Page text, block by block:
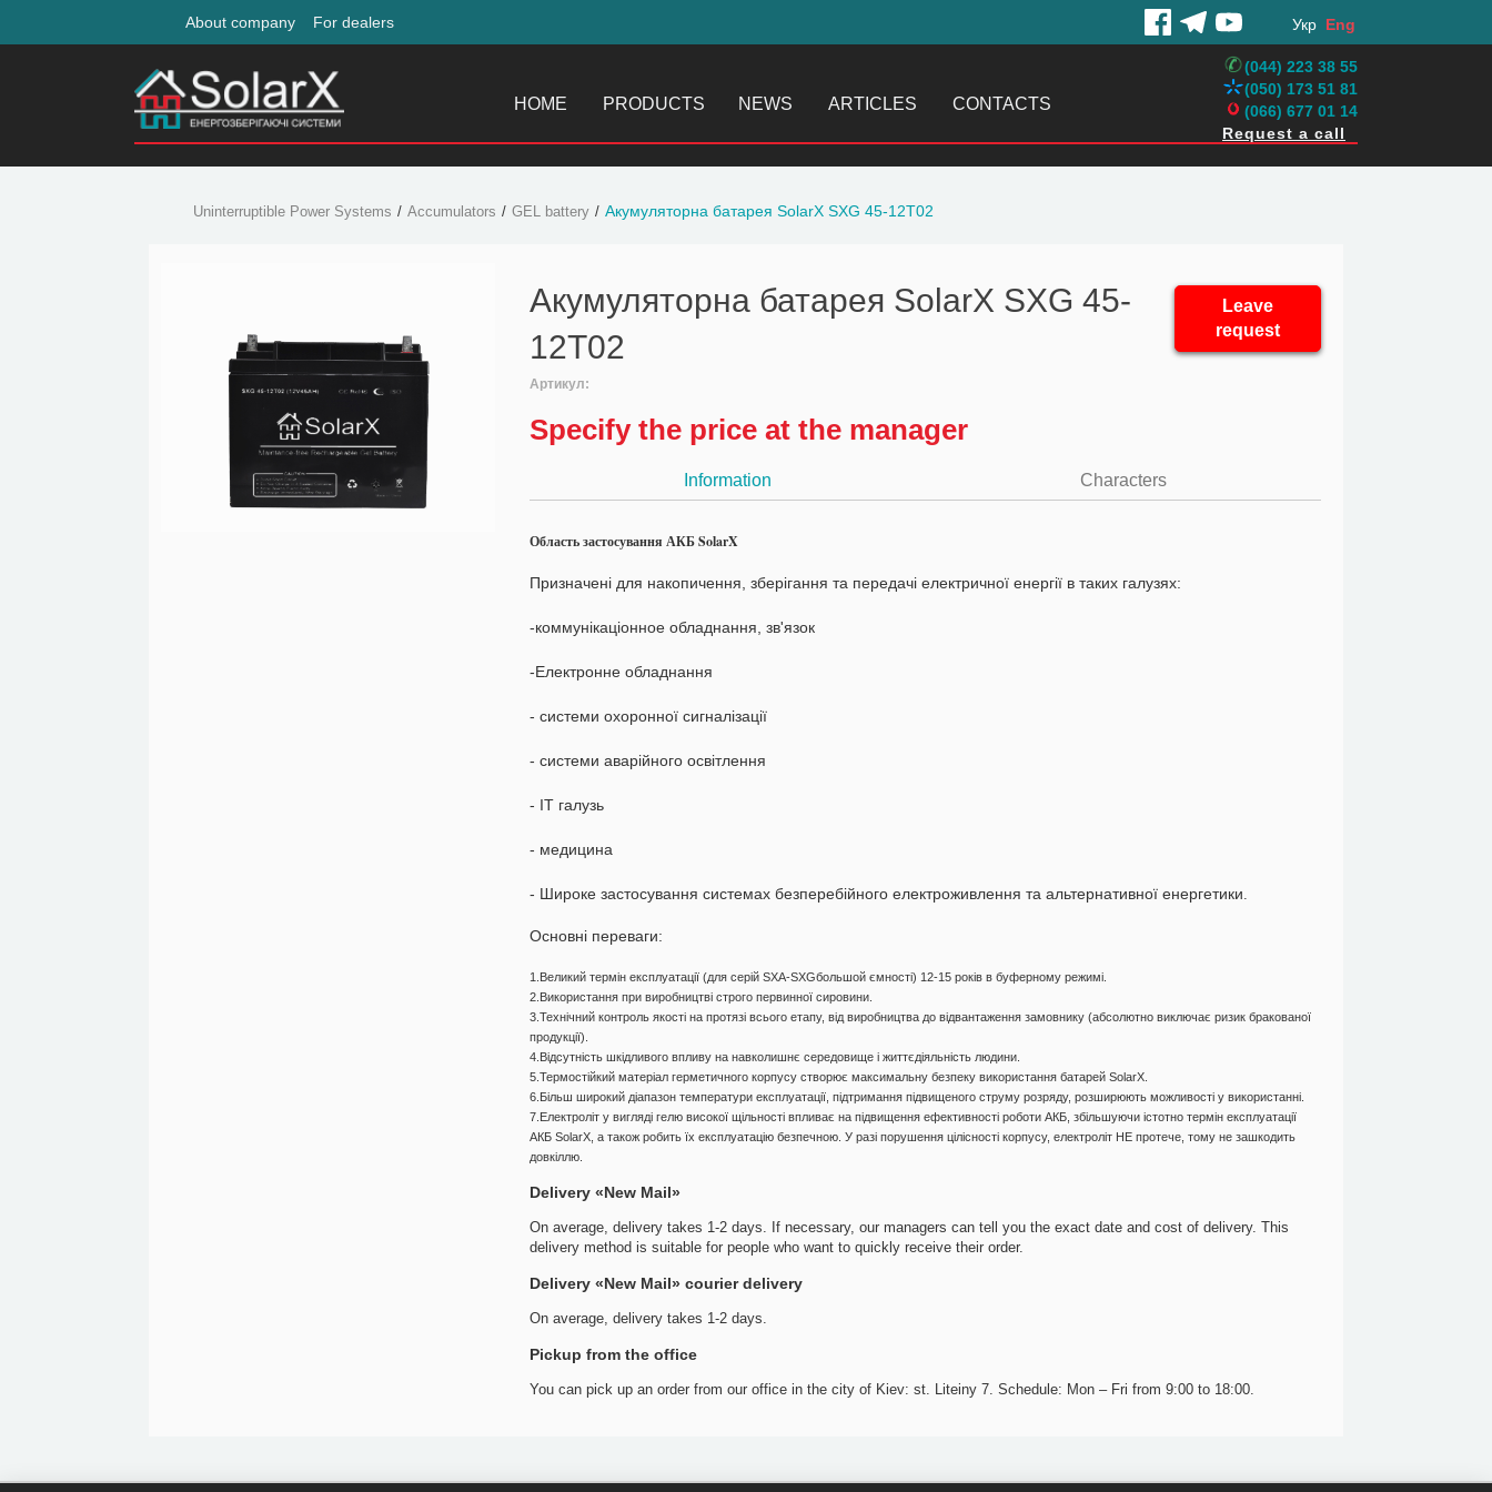
About company For dealers Укр Eng
HOME PRODUCTS NEWS ARTICLES CONTACTS
(044) 223 38 55
(050) 173 51 81
(066) 677 01 14
Request a call
Uninterruptible Power Systems Accumulators GEL battery Акумуляторна батарея SolarX SXG 45-12T02
Акумуляторна батарея SolarX SXG 45-
12T02
Leave
request
Артикул:
Specify the price at the manager
Information Characters
Область застосування АКБ SolarX
Призначені для накопичення, зберігання та передачі електричної енергії в таких галузях:
-коммунікаціонное обладнання, зв'язок
-Електронне обладнання
- системи охоронної сигналізації
- системи аварійного освітлення
- ІТ галузь
- медицина
- Широке застосування системах безперебійного електроживлення та альтернативної енергетики.
Основні переваги:
1.Великий термін експлуатації (для серій SXA-SXGбольшой ємності) 12-15 років в буферному режимі.
2.Використання при виробництві строго первинної сировини.
3.Технічний контроль якості на протязі всього етапу, від виробництва до відвантаження замовнику (абсолютно виключає ризик бракованої
продукції).
4.Відсутність шкідливого впливу на навколишнє середовище і життєдіяльність людини.
5.Термостійкий матеріал герметичного корпусу створює максимальну безпеку використання батарей SolarX.
6.Більш широкий діапазон температури експлуатації, підтримання підвищеного струму розряду, розширюють можливості у використанні.
7.Електроліт у вигляді гелю високої щільності впливає на підвищення ефективності роботи АКБ, збільшуючи істотно термін експлуатації
АКБ SolarX, а також робить їх експлуатацію безпечною. У разі порушення цілісності корпусу, електроліт НЕ протече, тому не зашкодить
довкіллю.
Delivery «New Mail»
On average, delivery takes 1-2 days. If necessary, our managers can tell you the exact date and cost of delivery. This
delivery method is suitable for people who want to quickly receive their order.
Delivery «New Mail» courier delivery
On average, delivery takes 1-2 days.
Pickup from the office
You can pick up an order from our office in the city of Kiev: st. Liteiny 7. Schedule: Mon – Fri from 9:00 to 18:00.